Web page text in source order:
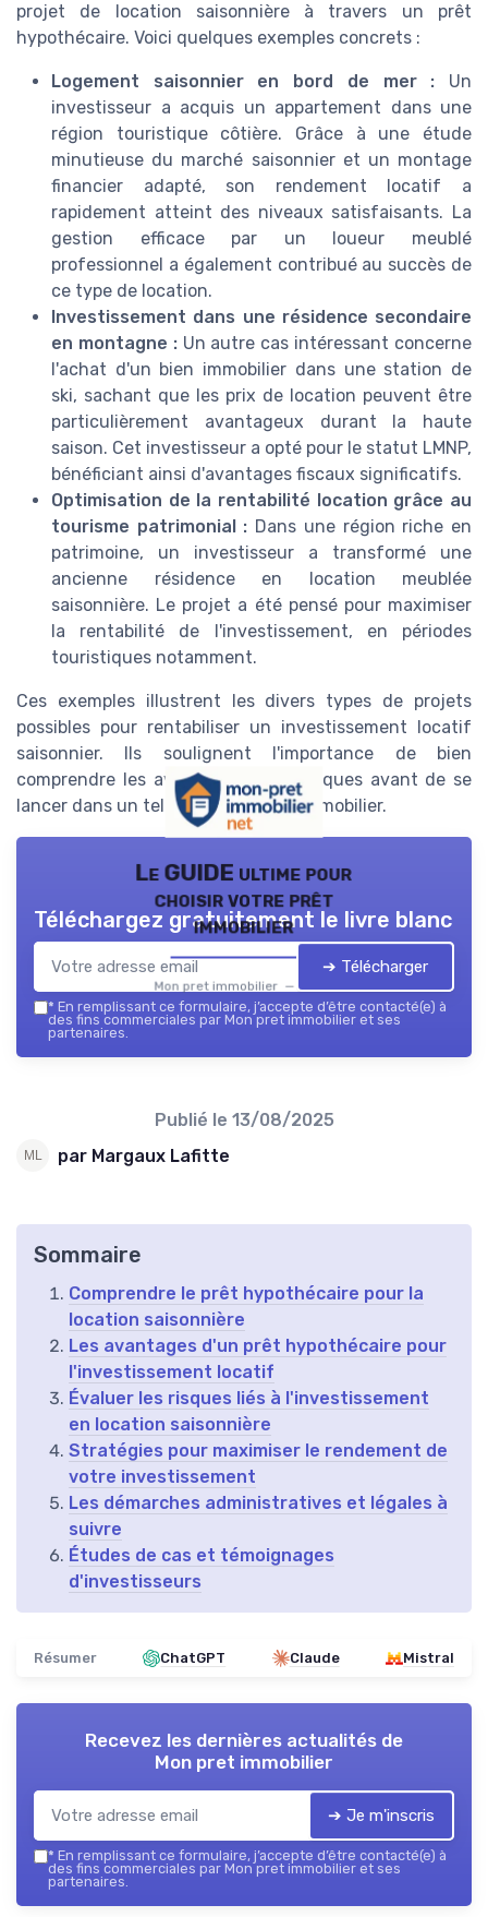
projet de location saisonnière à travers un prêt
hypothécaire. Voici quelques exemples concrets :
Logement saisonnier en bord de mer : Un
investisseur a acquis un appartement dans une
région touristique côtière. Grâce à une étude
minutieuse du marché saisonnier et un montage
financier adapté, son rendement locatif a
rapidement atteint des niveaux satisfaisants. La
gestion efficace par un loueur meublé
professionnel a également contribué au succès de
ce type de location.
Investissement dans une résidence secondaire
en montagne :Un autre cas intéressant concerne
l'achat d'un bien immobilier dans une station de
ski, sachant que les prix de location peuvent être
particulièrement avantageux durant la haute
saison. Cet investisseur a opté pour le statut LMNP,
bénéficiant ainsi d'avantages fiscaux significatifs.
Optimisation de la rentabilité location grâce au
tourisme patrimonial : Dans une région riche en
patrimoine, un investisseur a transformé une
ancienne résidence en location meublée
saisonnière. Le projet a été pensé pour maximiser
la rentabilité de l'investissement, en périodes
touristiques notamment.
Ces exemples illustrent les divers types de projets
possibles pour rentabiliser un investissement locatif
saisonnier. Ils soulignent l'importance de bien
comprendre les avantages et les risques avant de se
lancer dans un tel investissement immobilier.
Le GUIDE ultime pour
choisir votre prêt
immobilier
Mon pret immobilier — 2026
Téléchargez gratuitement le livre blanc
➔ Télécharger
* En remplissant ce formulaire, j’accepte d’être contacté(e) à
des fins commerciales par Mon pret immobilier et ses
partenaires.
Publié le 13/08/2025
par Margaux Lafitte
Sommaire
Comprendre le prêt hypothécaire pour la
location saisonnière
Les avantages d'un prêt hypothécaire pour
l'investissement locatif
Évaluer les risques liés à l'investissement
en location saisonnière
Stratégies pour maximiser le rendement de
votre investissement
Les démarches administratives et légales à
suivre
Études de cas et témoignages
d'investisseurs
Résumer ChatGPT Claude Mistral
Recevez les dernières actualités de
Mon pret immobilier
➔ Je m'inscris
* En remplissant ce formulaire, j’accepte d’être contacté(e) à
des fins commerciales par Mon pret immobilier et ses
partenaires.